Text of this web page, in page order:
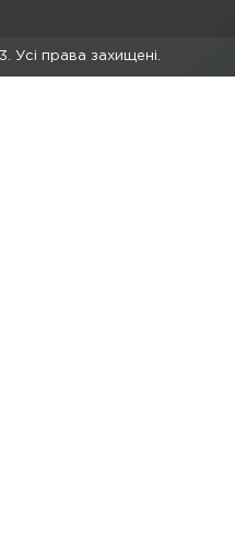
права захищені.